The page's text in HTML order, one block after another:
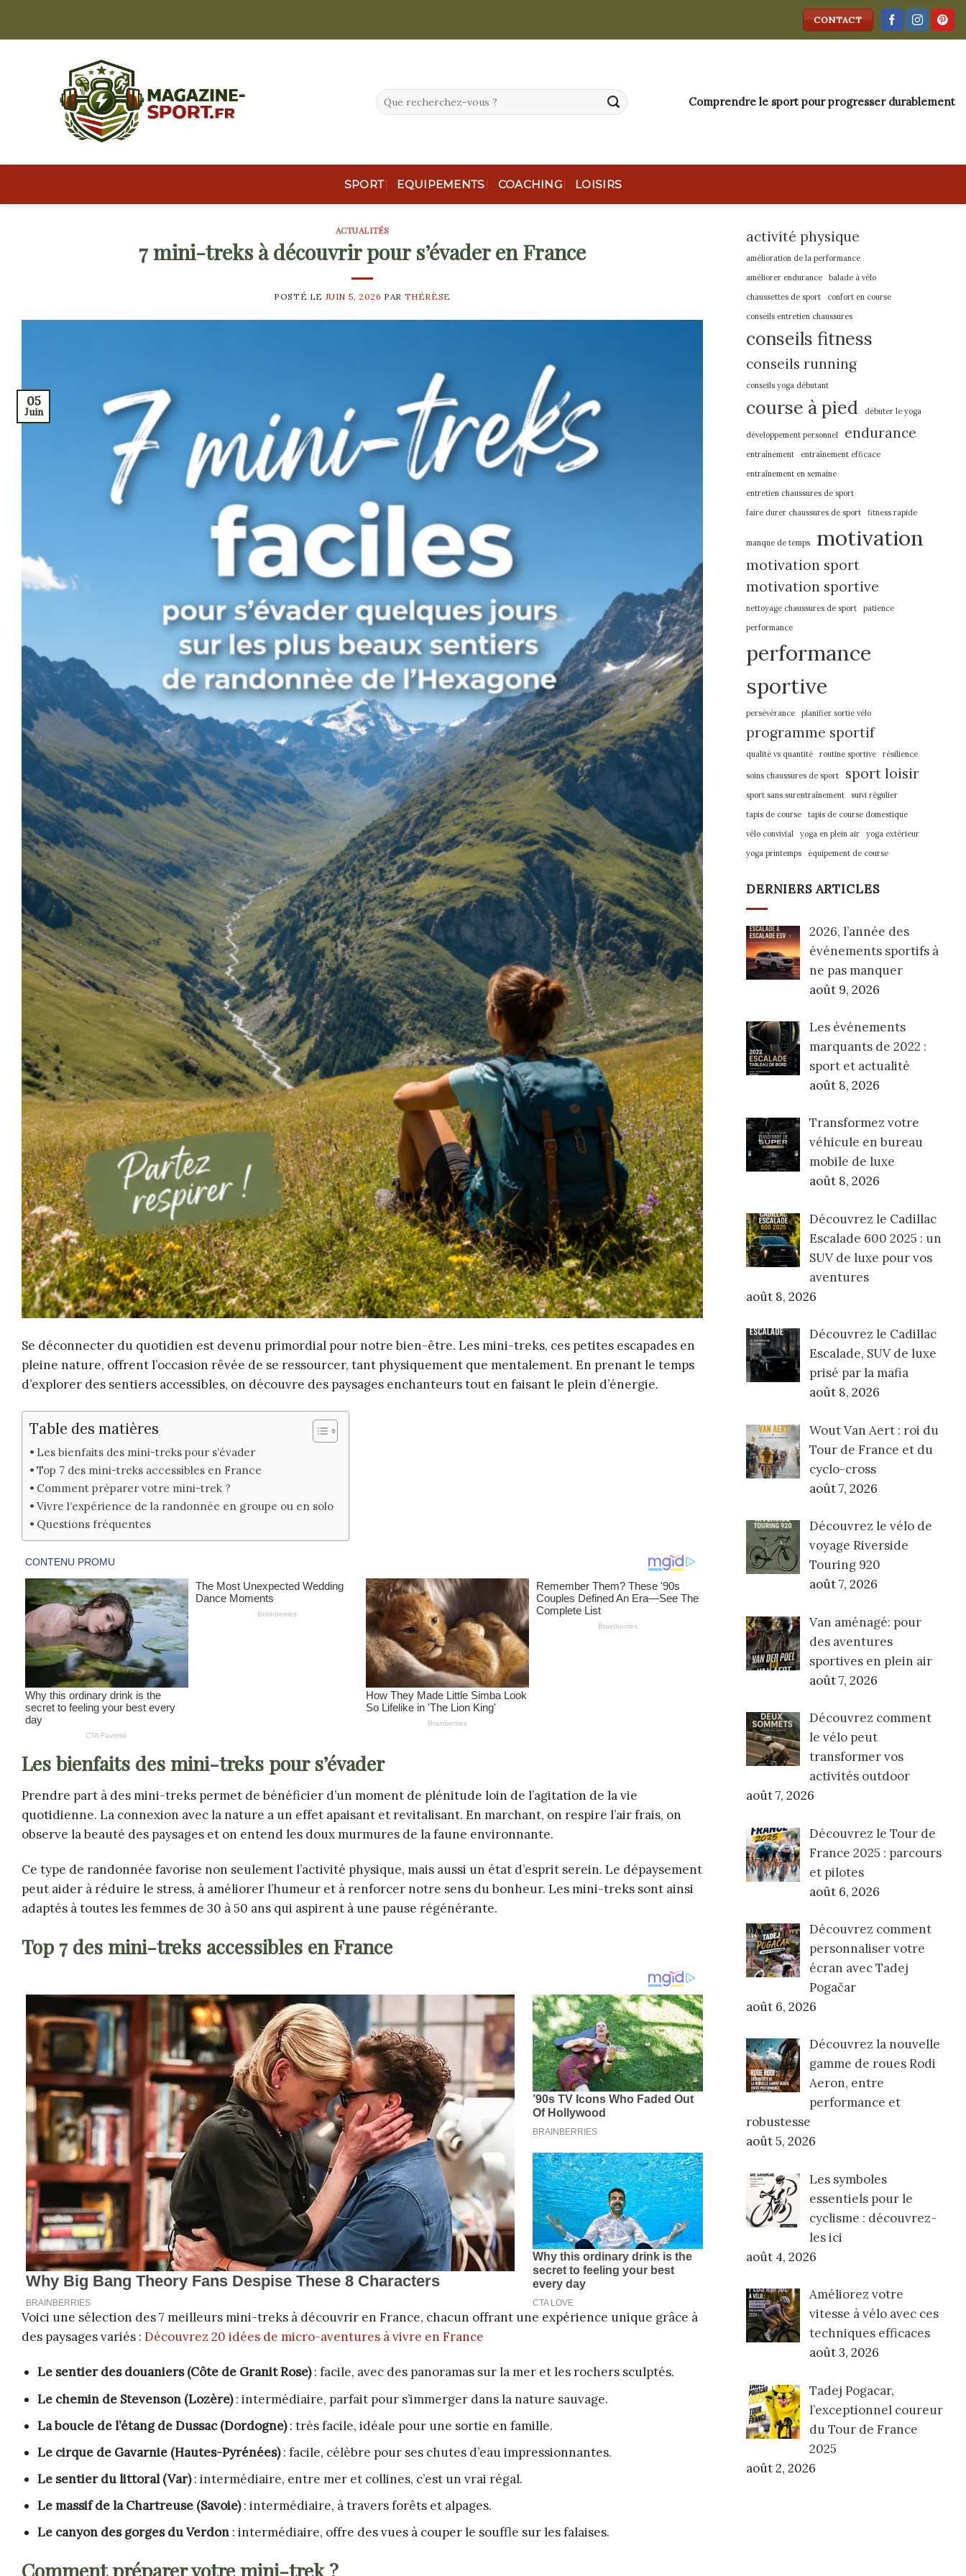
CONTACT
Comprendre le sport pour progresser durablement
SPORT EQUIPEMENTS COACHING LOISIRS
ACTUALITÉS
7 mini-treks à découvrir pour s’évader en France
POSTÉ LE JUIN 5, 2026 PAR THÉRÈSE
05
Juin
Se déconnecter du quotidien est devenu primordial pour notre bien-être. Les mini-treks, ces petites escapades en
pleine nature, offrent l’occasion rêvée de se ressourcer, tant physiquement que mentalement. En prenant le temps
d’explorer des sentiers accessibles, on découvre des paysages enchanteurs tout en faisant le plein d’énergie.
Table des matières
Les bienfaits des mini-treks pour s’évader
Top 7 des mini-treks accessibles en France
Comment préparer votre mini-trek ?
Vivre l’expérience de la randonnée en groupe ou en solo
Questions fréquentes
Les bienfaits des mini-treks pour s’évader
Prendre part à des mini-treks permet de bénéficier d’un moment de plénitude loin de l’agitation de la vie
quotidienne. La connexion avec la nature a un effet apaisant et revitalisant. En marchant, on respire l’air frais, on
observe la beauté des paysages et on entend les doux murmures de la faune environnante.
Ce type de randonnée favorise non seulement l’activité physique, mais aussi un état d’esprit serein. Le dépaysement
peut aider à réduire le stress, à améliorer l’humeur et à renforcer notre sens du bonheur. Les mini-treks sont ainsi
adaptés à toutes les femmes de 30 à 50 ans qui aspirent à une pause régénérante.
Top 7 des mini-treks accessibles en France
Voici une sélection des 7 meilleurs mini-treks à découvrir en France, chacun offrant une expérience unique grâce à
des paysages variés : Découvrez 20 idées de micro-aventures à vivre en France
Le sentier des douaniers (Côte de Granit Rose): facile, avec des panoramas sur la mer et les rochers sculptés.
Le chemin de Stevenson (Lozère): intermédiaire, parfait pour s’immerger dans la nature sauvage.
La boucle de l’étang de Dussac (Dordogne): très facile, idéale pour une sortie en famille.
Le cirque de Gavarnie (Hautes-Pyrénées): facile, célèbre pour ses chutes d’eau impressionnantes.
Le sentier du littoral (Var): intermédiaire, entre mer et collines, c’est un vrai régal.
Le massif de la Chartreuse (Savoie): intermédiaire, à travers forêts et alpages.
Le canyon des gorges du Verdon : intermédiaire, offre des vues à couper le souffle sur les falaises.
Comment préparer votre mini-trek ?
activité physique
amélioration de la performance
améliorer endurance
balade à vélo
chaussettes de sport
confort en course
conseils entretien chaussures
conseils fitness
conseils running
conseils yoga débutant
course à pied débuter le yoga
développement personnel endurance
entraînement
entraînement efficace
entraînement en semaine
entretien chaussures de sport
faire durer chaussures de sport
fitness rapide
manque de temps motivation
motivation sport
motivation sportive
nettoyage chaussures de sport
patience
performance
performance
sportive
persévérance planifier sortie vélo
programme sportif
qualité vs quantité routine sportive résilience
soins chaussures de sport sport loisir
sport sans surentraînement
suivi régulier
tapis de course
tapis de course domestique
vélo convivial
yoga en plein air
yoga extérieur
yoga printemps
équipement de course
DERNIERS ARTICLES
2026, l’année des
événements sportifs à
ne pas manquer
août 9, 2026
Les événements
marquants de 2022 :
sport et actualité
août 8, 2026
Transformez votre
véhicule en bureau
mobile de luxe
août 8, 2026
Découvrez le Cadillac
Escalade 600 2025 : un
SUV de luxe pour vos
aventures
août 8, 2026
Découvrez le Cadillac
Escalade, SUV de luxe
prisé par la mafia
août 8, 2026
Wout Van Aert : roi du
Tour de France et du
cyclo-cross
août 7, 2026
Découvrez le vélo de
voyage Riverside
Touring 920
août 7, 2026
Van aménagé: pour
des aventures
sportives en plein air
août 7, 2026
Découvrez comment
le vélo peut
transformer vos
activités outdoor
août 7, 2026
Découvrez le Tour de
France 2025 : parcours
et pilotes
août 6, 2026
Découvrez comment
personnaliser votre
écran avec Tadej
Pogačar
août 6, 2026
Découvrez la nouvelle
gamme de roues Rodi
Aeron, entre
performance et
robustesse
août 5, 2026
Les symboles
essentiels pour le
cyclisme : découvrez-
les ici
août 4, 2026
Améliorez votre
vitesse à vélo avec ces
techniques efficaces
août 3, 2026
Tadej Pogacar,
l’exceptionnel coureur
du Tour de France
2025
août 2, 2026